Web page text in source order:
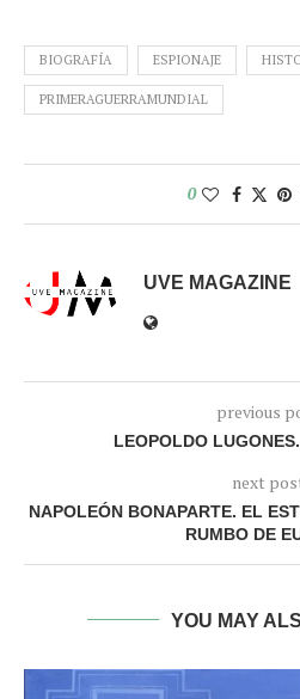
BIOGRAFÍA ESPIONAJE
PRIMERAGUERRAMUNDIAL
0
UVE MAGAZINE
previous
LEOPOLDO
next
NAPOLEÓN BONAPARTE. EL
RUMBO DE
YOU MAY